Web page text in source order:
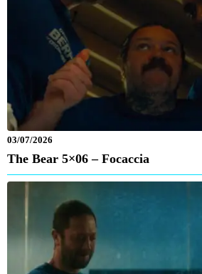
03/07/2026
The Bear 5×06 – Focaccia